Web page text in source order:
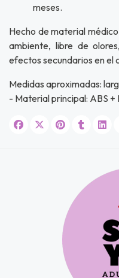
meses.
Hecho de material
ambiente, libre de
efectos secundarios en el
Medidas aproximadas:
- Material principal: ABS +